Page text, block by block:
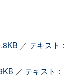
／ テキスト：
／ テキスト：